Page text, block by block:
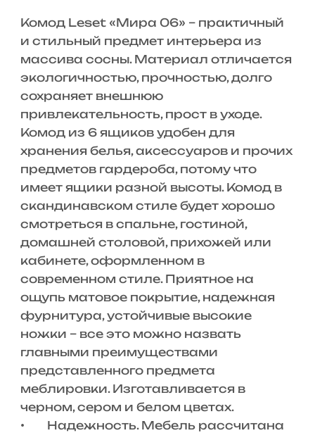
Комод Leset «Мира 06» – практичный
и стильный предмет интерьера из
массива сосны. Материал отличается
экологичностью, прочностью, долго
сохраняет внешнюю
привлекательность, прост в уходе.
Комод из 6 ящиков удобен для
хранения белья, аксессуаров и прочих
предметов гардероба, потому что
имеет ящики разной высоты. Комод в
скандинавском стиле будет хорошо
смотреться в спальне, гостиной,
домашней столовой, прихожей или
кабинете, оформленном в
современном стиле. Приятное на
ощупь матовое покрытие, надежная
фурнитура, устойчивые высокие
ножки – все это можно назвать
главными преимуществами
представленного предмета
меблировки. Изготавливается в
черном, сером и белом цветах.
• Надежность. Мебель рассчитана